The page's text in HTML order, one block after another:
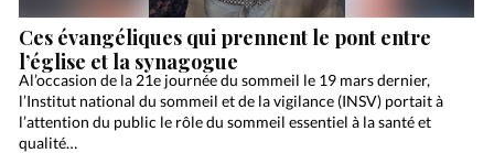
Ces évangéliques qui prennent le pont entre
l’église et la synagogue
Al’occasion de la 21e journée du sommeil le 19 mars dernier,
l’Institut national du sommeil et de la vigilance (INSV) portait à
l’attention du public le rôle du sommeil essentiel à la santé et
qualité…